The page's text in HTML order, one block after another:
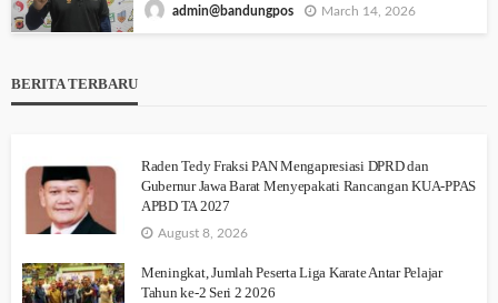
admin@bandungpos March 14, 2026
BERITA TERBARU
Raden Tedy Fraksi PAN Mengapresiasi DPRD dan
Gubernur Jawa Barat Menyepakati Rancangan KUA-PPAS
APBD TA 2027
August 8, 2026
Meningkat, Jumlah Peserta Liga Karate Antar Pelajar
Tahun ke-2 Seri 2 2026